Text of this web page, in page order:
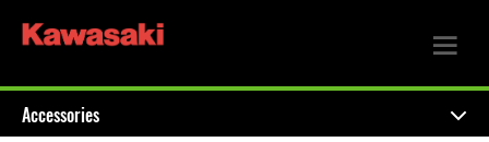
Accessories